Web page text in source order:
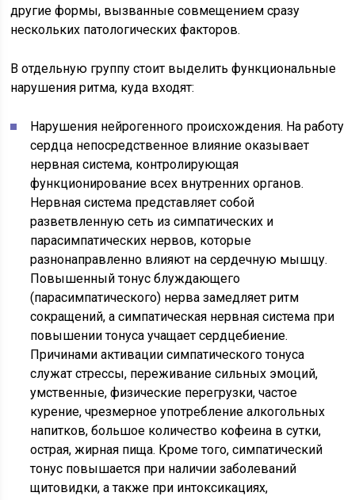
другие формы, вызванные совмещением сразу
нескольких патологических факторов.
В отдельную группу стоит выделить функциональные
нарушения ритма, куда входят:
Нарушения нейрогенного происхождения. На работу
сердца непосредственное влияние оказывает
нервная система, контролирующая
функционирование всех внутренних органов.
Нервная система представляет собой
разветвленную сеть из симпатических и
парасимпатических нервов, которые
разнонаправленно влияют на сердечную мышцу.
Повышенный тонус блуждающего
(парасимпатического) нерва замедляет ритм
сокращений, а симпатическая нервная система при
повышении тонуса учащает сердцебиение.
Причинами активации симпатического тонуса
служат стрессы, переживание сильных эмоций,
умственные, физические перегрузки, частое
курение, чрезмерное употребление алкогольных
напитков, большое количество кофеина в сутки,
острая, жирная пища. Кроме того, симпатический
тонус повышается при наличии заболеваний
щитовидки, а также при интоксикациях,